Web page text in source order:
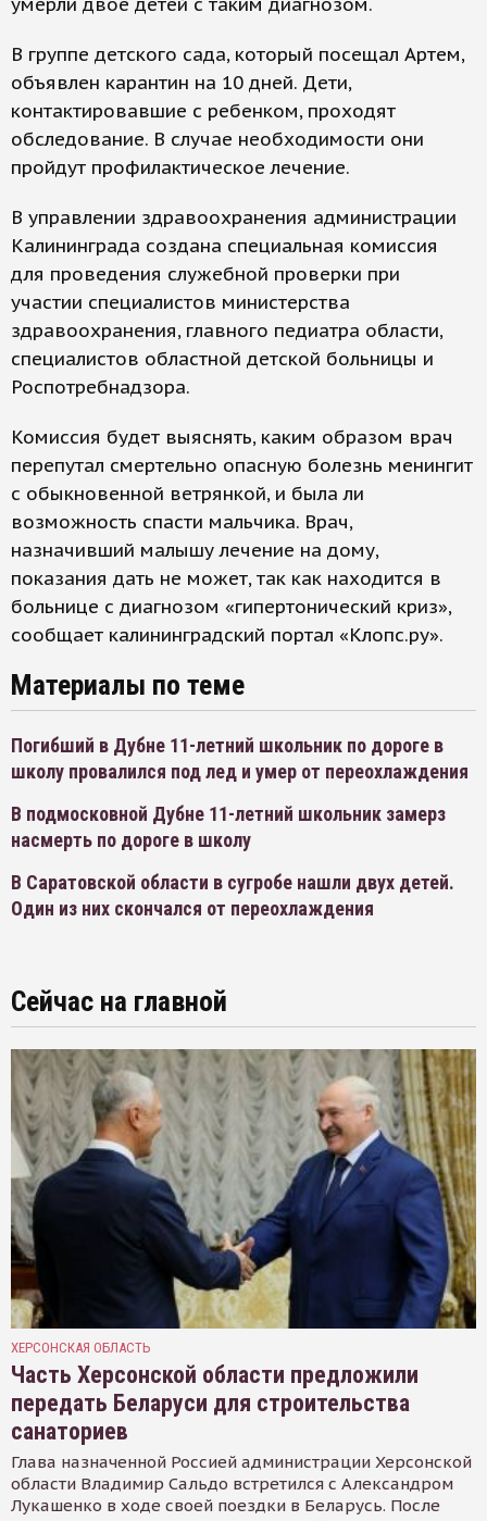
В группе детского сада, который посещал Артем,
объявлен карантин на 10 дней. Дети,
контактировавшие с ребенком, проходят
обследование. В случае необходимости они
пройдут профилактическое лечение.
В управлении здравоохранения администрации
Калининграда создана специальная комиссия
для проведения служебной проверки при
участии специалистов министерства
здравоохранения, главного педиатра области,
специалистов областной детской больницы и
Роспотребнадзора.
Комиссия будет выяснять, каким образом врач
перепутал смертельно опасную болезнь менингит
с обыкновенной ветрянкой, и была ли
возможность спасти мальчика. Врач,
назначивший малышу лечение на дому,
показания дать не может, так как находится в
больнице с диагнозом «гипертонический криз»,
сообщает калининградский портал «Клопс.ру».
Материалы по теме
Погибший в Дубне 11-летний школьник по дороге в
школу провалился под лед и умер от переохлаждения
В подмосковной Дубне 11-летний школьник замерз
насмерть по дороге в школу
В Саратовской области в сугробе нашли двух детей.
Один из них скончался от переохлаждения
Сейчас на главной
ХЕРСОНСКАЯ ОБЛАСТЬ
Часть Херсонской области предложили
передать Беларуси для строительства
санаториев
Глава назначенной Россией администрации Херсонской
области Владимир Сальдо встретился с Александром
Лукашенко в ходе своей поездки в Беларусь. После